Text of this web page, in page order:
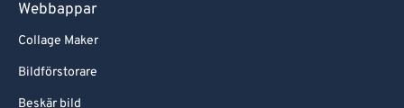
Webbappar
Collage Maker
Bildförstorare
Beskär bild